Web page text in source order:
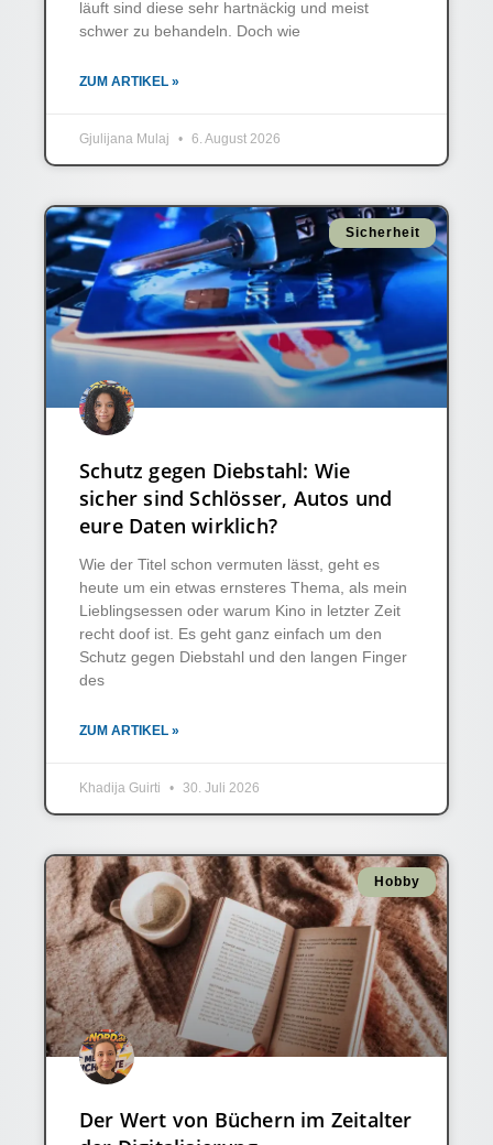
läuft sind diese sehr hartnäckig und meist
schwer zu behandeln. Doch wie
ZUM ARTIKEL »
Gjulijana Mulaj 6. August 2026
Sicherheit
Schutz gegen Diebstahl: Wie
sicher sind Schlösser, Autos und
eure Daten wirklich?
Wie der Titel schon vermuten lässt, geht es
heute um ein etwas ernsteres Thema, als mein
Lieblingsessen oder warum Kino in letzter Zeit
recht doof ist. Es geht ganz einfach um den
Schutz gegen Diebstahl und den langen Finger
des
ZUM ARTIKEL »
Khadija Guirti 30. Juli 2026
Hobby
Der Wert von Büchern im Zeitalter